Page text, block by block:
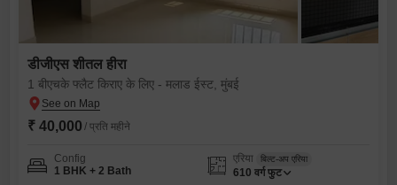
डीजीएस शीतल हीरा
1 बीएचके फ्लैट किराए के लिए - मलाड ईस्ट, मुंबई
₹ 40,000 / प्रति महीने
Config
1 BHK + 2 Bath
एरिया बिल्ट-अप एरिया
610 वर्ग फुट